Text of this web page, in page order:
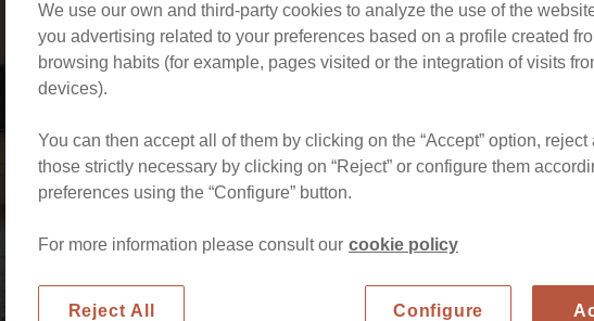
We use our own and third-party cookies to analyze the use of the
you advertising related to your preferences based on a profile created
browsing habits (for example, pages visited or the integration of visits
devices).
You can then accept all of them by clicking on the “Accept” option, reject
those strictly necessary by clicking on “Reject” or configure them
preferences using the “Configure” button.
For more information please consult our cookie policy
Reject All Configure